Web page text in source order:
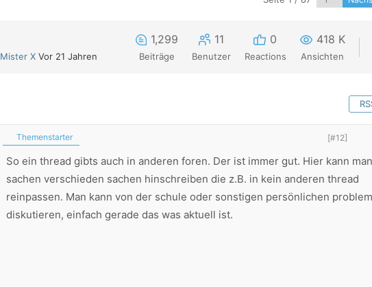
Mister X Vor 21 Jahren
1,299
Beiträge
11
Benutzer
0
Reactions
418 K
Ansichten
Themenstarter [#12]
So ein thread gibts auch in anderen foren. Der ist immer gut. Hier kann man
sachen verschieden sachen hinschreiben die z.B. in kein anderen thread
reinpassen. Man kann von der schule oder sonstigen persönlichen
diskutieren, einfach gerade das was aktuell ist.